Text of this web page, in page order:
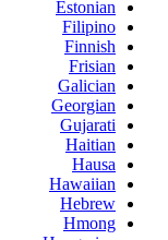
Estonian
Filipino
Finnish
Frisian
Galician
Georgian
Gujarati
Haitian
Hausa
Hawaiian
Hebrew
Hmong